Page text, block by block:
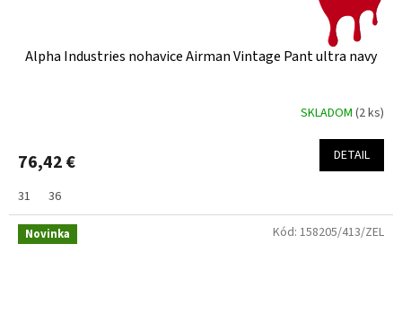
Alpha Industries nohavice Airman Vintage Pant ultra navy
SKLADOM (2 ks)
76,42 € DETAIL
31 36
Novinka Kód: 158205/413/ZEL